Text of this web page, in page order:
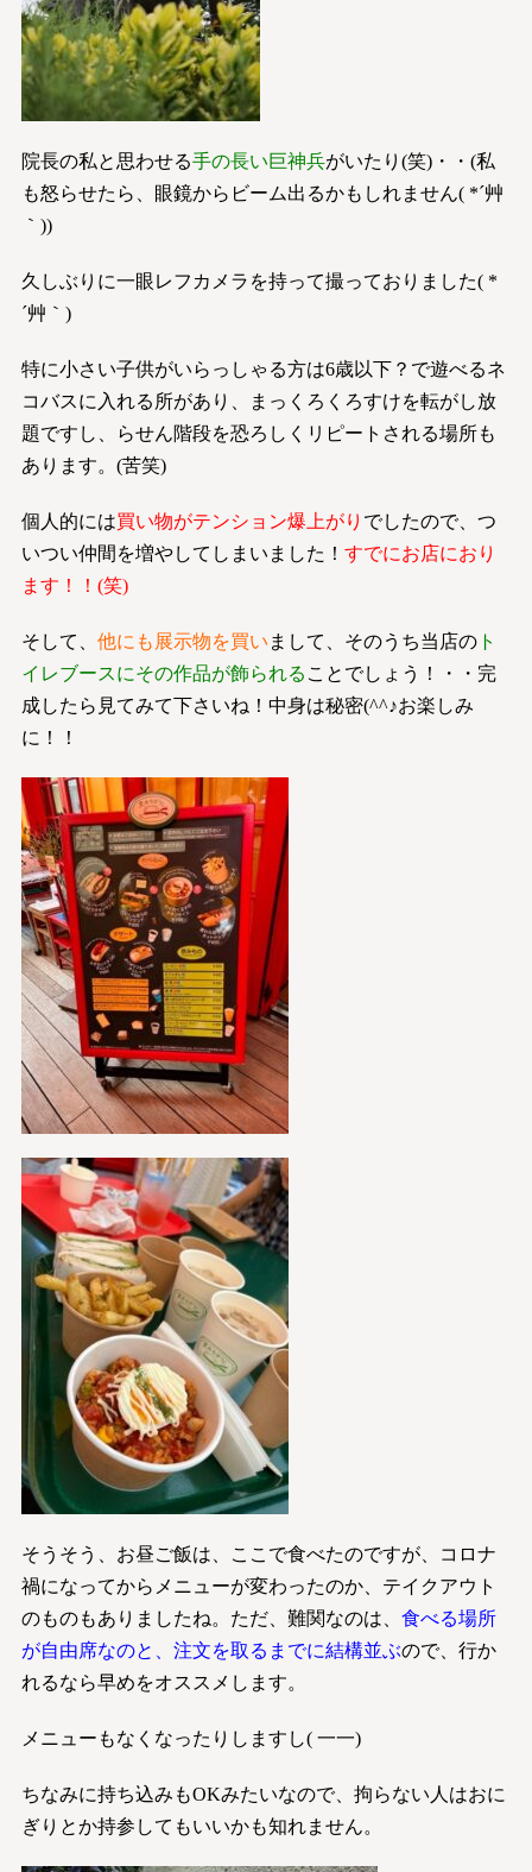
院長の私と思わせる手の長い巨神兵がいたり(笑)・・(私
も怒らせたら、眼鏡からビーム出るかもしれません( *´艸
｀))
久しぶりに一眼レフカメラを持って撮っておりました( *
´艸｀)
特に小さい子供がいらっしゃる方は6歳以下？で遊べるネ
コバスに入れる所があり、まっくろくろすけを転がし放
題ですし、らせん階段を恐ろしくリピートされる場所も
あります。(苦笑)
個人的には買い物がテンション爆上がり でしたので、つ
いつい仲間を増やしてしまいました！ すでにお店におり
ます！！(笑)
そして、 他にも展示物を買い まして、そのうち当店のト
イレブースにその作品が飾られる ことでしょう！・・完
成したら見てみて下さいね！中身は秘密(^^♪お楽しみ
に！！
そうそう、お昼ご飯は、ここで食べたのですが、コロナ
禍になってからメニューが変わったのか、テイクアウト
のものもありましたね。ただ、難関なのは、 食べる場所
が自由席なのと、注文を取るまでに結構並ぶので、行か
れるなら早めをオススメします。
メニューもなくなったりしますし( 一一)
ちなみに持ち込みもOKみたいなので、拘らない人はおに
ぎりとか持参してもいいかも知れません。